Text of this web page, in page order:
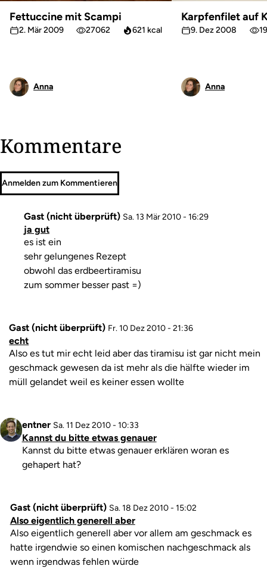
Fettuccine mit Scampi
2. Mär 2009 27062 621 kcal
Anna
Karpfenfilet auf
9. Dez 2008
Anna
Kommentare
Anmelden zum Kommentieren
Gast (nicht überprüft) Sa. 13 Mär 2010 - 16:29
ja gut
Kommentar
es ist ein
sehr gelungenes Rezept
obwohl das erdbeertiramisu
zum sommer besser past =)
Gast (nicht überprüft) Fr. 10 Dez 2010 - 21:36
ja
gut
echt
Kommentar
Also es tut mir echt leid aber das tiramisu ist gar nicht mein
geschmack gewesen da ist mehr als die hälfte wieder im
müll gelandet weil es keiner essen wollte
Profilbild
entner Sa. 11 Dez 2010 - 10:33
auf
echt
überprüft)
Kannst du bitte etwas genauer
Kommentar
Kannst du bitte etwas genauer erklären woran es
gehapert hat?
Gast (nicht überprüft) Sa. 18 Dez 2010 - 15:02
Kannst
du
Also eigentlich generell aber
Kommentar
Also eigentlich generell aber vor allem am geschmack es
hatte irgendwie so einen komischen nachgeschmack als
wenn irgendwas fehlen würde